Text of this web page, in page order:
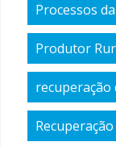
Processos
Produtor
recuperação